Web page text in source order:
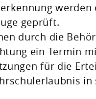
geprüft.
durch die
ein Termin
für die